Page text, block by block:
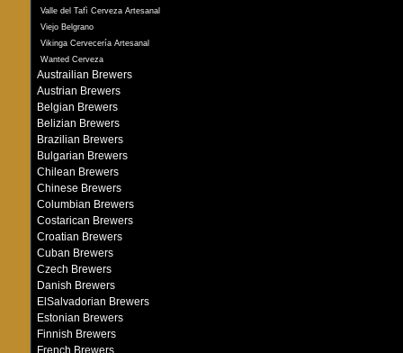
Valle del Tafì Cerveza Artesanal
Viejo Belgrano
Vikinga Cervecería Artesanal
Wanted Cerveza
Austrailian Brewers
Austrian Brewers
Belgian Brewers
Belizian Brewers
Brazilian Brewers
Bulgarian Brewers
Chilean Brewers
Chinese Brewers
Columbian Brewers
Costarican Brewers
Croatian Brewers
Cuban Brewers
Czech Brewers
Danish Brewers
ElSalvadorian Brewers
Estonian Brewers
Finnish Brewers
French Brewers